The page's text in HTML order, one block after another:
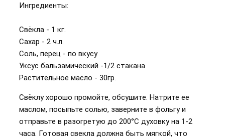
Ингредиенты:
Свёкла - 1 кг.
Сахар - 2 ч.л.
Соль, перец - по вкусу
Уксус бальзамический -1/2 стакана
Растительное масло - 30гр.
Свёклу хорошо промойте, обсушите. Натрите ее
маслом, посыпьте солью, заверните в фольгу и
отправьте в разогретую до 200°С духовку на 1-2
часа. Готовая свекла должна быть мягкой, что